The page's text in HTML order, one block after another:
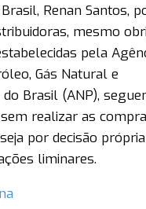
Brasil, Renan Santos,
mesmo
pela
Gás Natural e
Brasil (ANP),
realizar as
por decisão
liminares.